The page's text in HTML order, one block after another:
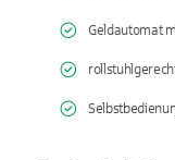
Geldautomat